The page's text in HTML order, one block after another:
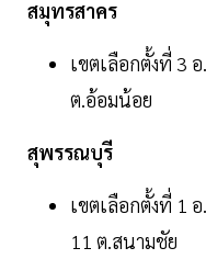
สมุทรสาคร
เขตเลือกตั้งที่ 3
ต.อ้อมน้อย
สุพรรณบุรี
เขตเลือกตั้งที่ 1
11 ต.สนามชัย